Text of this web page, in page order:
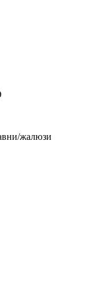
жалюзи